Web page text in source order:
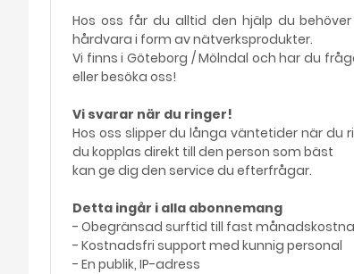
Hos oss får du alltid den hjälp du
hårdvara i form av nätverksprodukter.
Vi finns i Göteborg / Mölndal och har du
eller besöka oss!
Vi svarar när du ringer!
Hos oss slipper du långa väntetider när
du kopplas direkt till den person som bäst
kan ge dig den service du efterfrågar.
Detta ingår i alla abonnemang
- Obegränsad surftid till fast
- Kostnadsfri support med kunnig personal
- En publik, IP-adress